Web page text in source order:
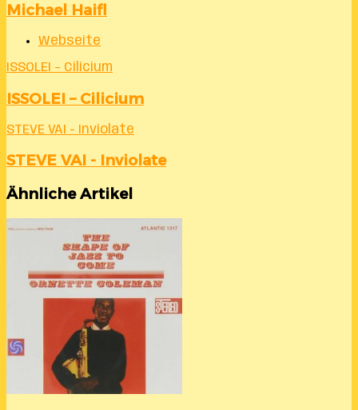
Michael Haifl
Webseite
ISSOLEI – Cilicium
ISSOLEI – Cilicium
STEVE VAI - Inviolate
STEVE VAI - Inviolate
Ähnliche Artikel